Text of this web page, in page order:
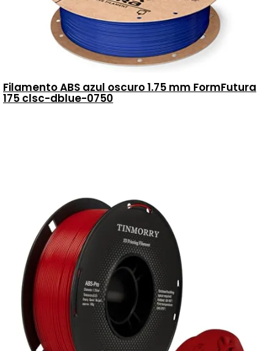
Filamento ABS azul oscuro 1.75 mm FormFutura
175 clsc-dblue-0750